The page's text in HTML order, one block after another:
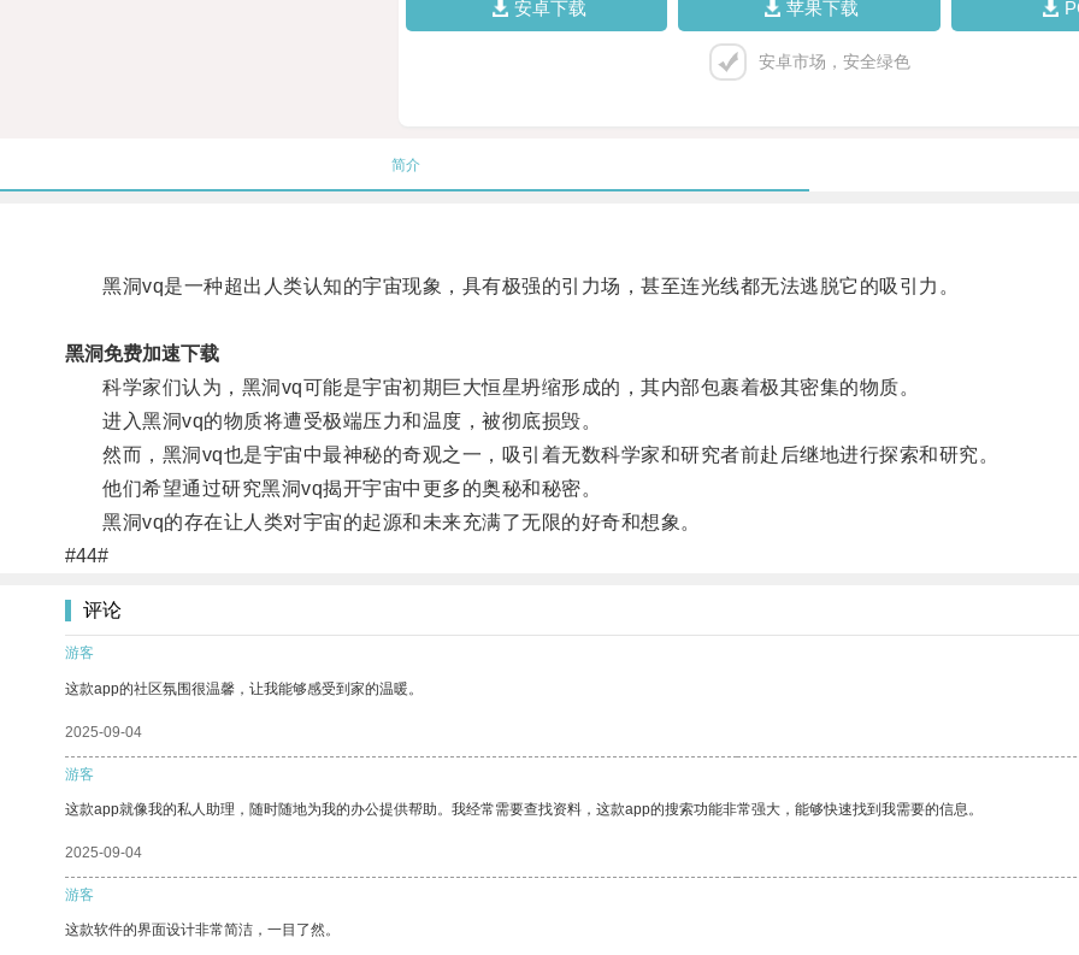
安卓下载 苹果下载
安卓市场，安全绿色
简介
黑洞vq是一种超出人类认知的宇宙现象，具有极强的引力场，甚至连光线都无法逃脱它的吸引力。
黑洞免费加速下载
科学家们认为，黑洞vq可能是宇宙初期巨大恒星坍缩形成的，其内部包裹着极其密集的物质。
进入黑洞vq的物质将遭受极端压力和温度，被彻底损毁。
然而，黑洞vq也是宇宙中最神秘的奇观之一，吸引着无数科学家和研究者前赴后继地进行探索和研究。
他们希望通过研究黑洞vq揭开宇宙中更多的奥秘和秘密。
黑洞vq的存在让人类对宇宙的起源和未来充满了无限的好奇和想象。
#44#
评论
游客
这款app的社区氛围很温馨，让我能够感受到家的温暖。
2025-09-04
游客
这款app就像我的私人助理，随时随地为我的办公提供帮助。我经常需要查找资料，这款app的搜索功能非常强大，能够快速找到我需要的信息。
2025-09-04
游客
这款软件的界面设计非常简洁，一目了然。